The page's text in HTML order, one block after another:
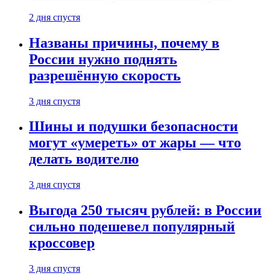
2 дня спустя
Названы причины, почему в
России нужно поднять
разрешённую скорость
3 дня спустя
Шины и подушки безопасности
могут «умереть» от жары — что
делать водителю
3 дня спустя
Выгода 250 тысяч рублей: в России
сильно подешевел популярный
кроссовер
3 дня спустя